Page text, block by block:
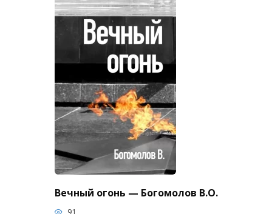
Вечный огонь — Богомолов В.О.
91